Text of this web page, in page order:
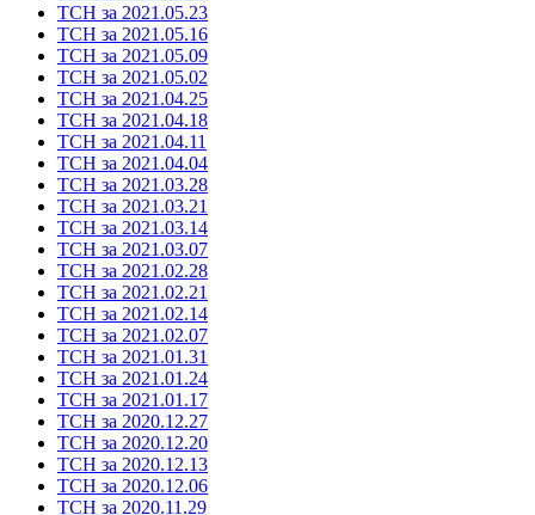
ТСН за 2021.05.23
ТСН за 2021.05.16
ТСН за 2021.05.09
ТСН за 2021.05.02
ТСН за 2021.04.25
ТСН за 2021.04.18
ТСН за 2021.04.11
ТСН за 2021.04.04
ТСН за 2021.03.28
ТСН за 2021.03.21
ТСН за 2021.03.14
ТСН за 2021.03.07
ТСН за 2021.02.28
ТСН за 2021.02.21
ТСН за 2021.02.14
ТСН за 2021.02.07
ТСН за 2021.01.31
ТСН за 2021.01.24
ТСН за 2021.01.17
ТСН за 2020.12.27
ТСН за 2020.12.20
ТСН за 2020.12.13
ТСН за 2020.12.06
ТСН за 2020.11.29